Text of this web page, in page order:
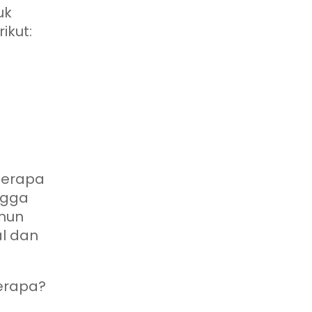
dan